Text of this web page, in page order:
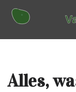
Alles,